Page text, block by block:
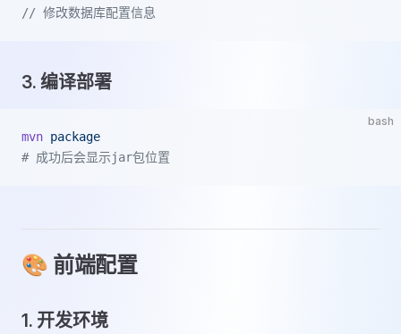
// 修改数据库配置信息
3. 编译部署
bash
mvn package
# 成功后会显示jar包位置
🎨 前端配置
1. 开发环境